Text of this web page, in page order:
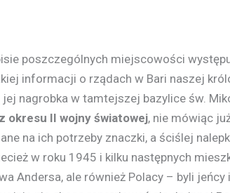
poszczególnych miejscowości
informacji o rządach w Bari naszej
nagrobka w tamtejszej bazylice św.
okresu II wojny światowej, nie mówiąc
na ich potrzeby znaczki, a ściślej
w roku 1945 i kilku następnych
Andersa, ale również Polacy – byli